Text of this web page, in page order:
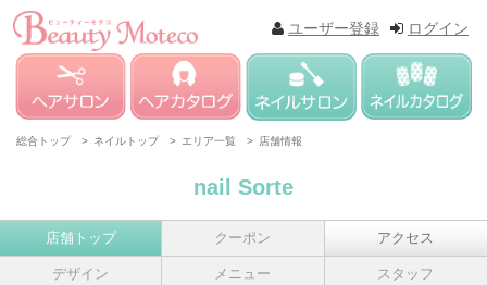
ログイン
ユーザー登録
総合トップ > ネイルトップ > エリア一覧 > 店舗情報
nail Sorte
店舗トップ クーポン アクセス
デザイン メニュー スタッフ